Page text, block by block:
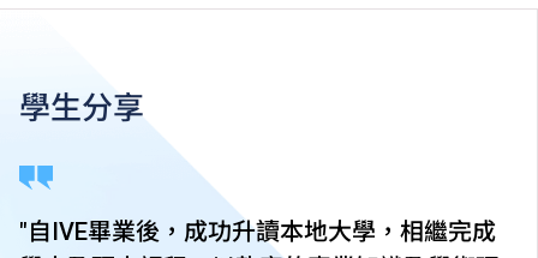
學生分享
"自IVE畢業後，成功升讀本地大學，相繼完成